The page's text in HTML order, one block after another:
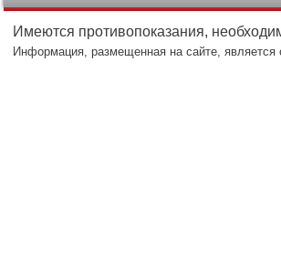
Имеются противопоказания,
Информация, размещенная на сайте, является